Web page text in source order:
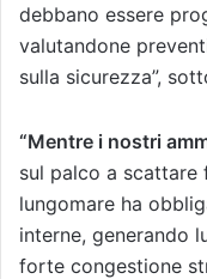
debbano essere
valutandone
sulla sicurezza”,
“Mentre i nostri
sul palco a scattare
lungomare ha
interne, generando
forte congestione